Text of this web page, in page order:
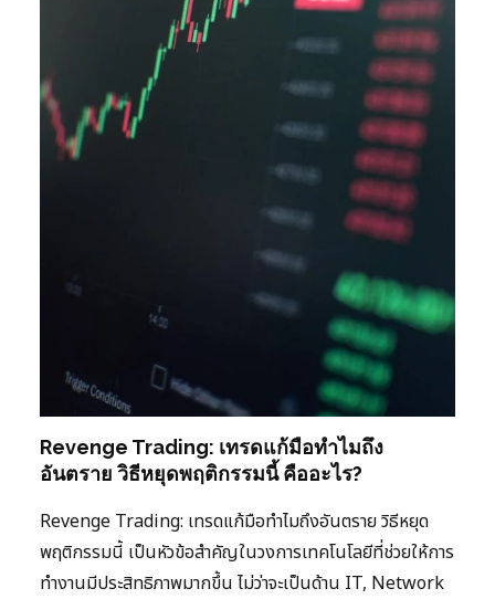
Revenge Trading: เทรดแก้มือทำไมถึง
อันตราย วิธีหยุดพฤติกรรมนี้ คืออะไร?
Revenge Trading: เทรดแก้มือทำไมถึงอันตราย วิธีหยุด
พฤติกรรมนี้ เป็นหัวข้อสำคัญในวงการเทคโนโลยีที่ช่วยให้การ
ทำงานมีประสิทธิภาพมากขึ้น ไม่ว่าจะเป็นด้าน IT, Network